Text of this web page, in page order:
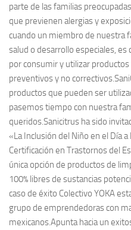
parte de las familias
que previenen alergias y
cuando un miembro de nuestra
salud o desarrollo especiales,
por consumir y utilizar
preventivos y no
productos que pueden ser
pasemos tiempo con nuestra
queridos.Sanicitrus ha sido
«La Inclusión del Niño en el Día
Certificación en Trastornos del
única opción de productos de
100% libres de sustancias
caso de éxito Colectivo YOKA
grupo de emprendedoras con
mexicanos.Apunta hacia un